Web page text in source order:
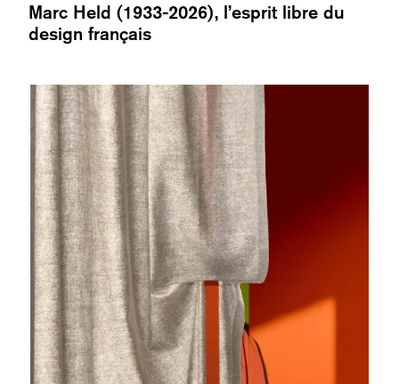
Marc Held (1933-2026), l’esprit libre du
design français